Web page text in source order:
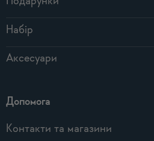
Набір
Аксесуари
Допомога
Контакти та магазини